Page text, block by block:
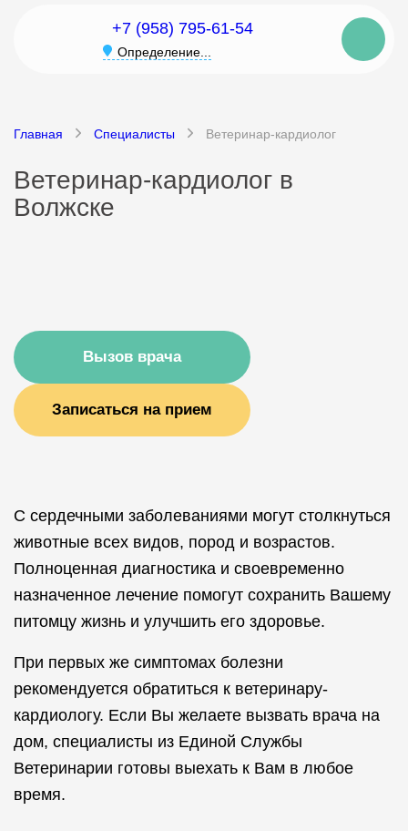
+7 (958) 795-61-54
Определение...
Главная Специалисты Ветеринар-кардиолог
Ветеринар-кардиолог в
Волжске
Вызов врача
Записаться на прием
С сердечными заболеваниями могут столкнуться
животные всех видов, пород и возрастов.
Полноценная диагностика и своевременно
назначенное лечение помогут сохранить Вашему
питомцу жизнь и улучшить его здоровье.
При первых же симптомах болезни
рекомендуется обратиться к ветеринару-
кардиологу. Если Вы желаете вызвать врача на
дом, специалисты из Единой Службы
Ветеринарии готовы выехать к Вам в любое
время.